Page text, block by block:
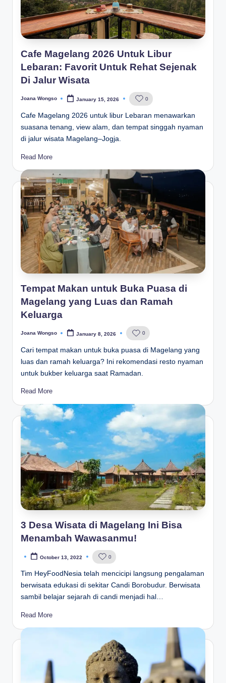
Cafe Magelang 2026 Untuk Libur
Lebaran: Favorit Untuk Rehat Sejenak
Di Jalur Wisata
Posted
Joana Wongso January 15, 2026 0
Cafe Magelang 2026 untuk libur Lebaran menawarkan
suasana tenang, view alam, dan tempat singgah nyaman
di jalur wisata Magelang–Jogja.
Read More
Tempat Makan untuk Buka Puasa di
Magelang yang Luas dan Ramah
Keluarga
Posted
Joana Wongso January 8, 2026 0
Cari tempat makan untuk buka puasa di Magelang yang
luas dan ramah keluarga? Ini rekomendasi resto nyaman
untuk bukber keluarga saat Ramadan.
Read More
3 Desa Wisata di Magelang Ini Bisa
Menambah Wawasanmu!
Posted October 13, 2022 0
Tim HeyFoodNesia telah mencicipi langsung pengalaman
berwisata edukasi di sekitar Candi Borobudur. Berwisata
sambil belajar sejarah di candi menjadi hal…
Read More